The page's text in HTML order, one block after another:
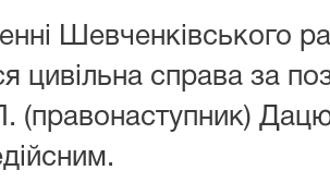
Шевченківського
цивільна справа за
(правонаступник)